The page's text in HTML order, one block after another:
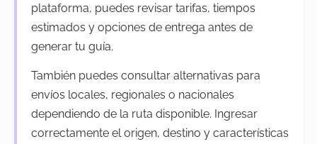
plataforma, puedes revisar tarifas, tiempos
estimados y opciones de entrega antes de
generar tu guía.
También puedes consultar alternativas para
envíos locales, regionales o nacionales
dependiendo de la ruta disponible. Ingresar
correctamente el origen, destino y características